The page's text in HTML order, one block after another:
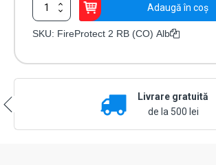
Cantitate
Detector
Wireless
Adaugă în coș
SKU: FireProtect 2 RB (CO) Alb
Livrare gratuită
de la 500 lei